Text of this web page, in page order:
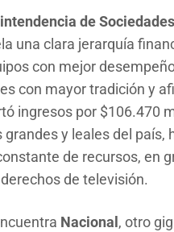
de Sociedades
una clara jerarquía
con mejor
con mayor tradición y
ingresos por $106.470
y leales del
de recursos, en
de televisión.
Nacional , otro